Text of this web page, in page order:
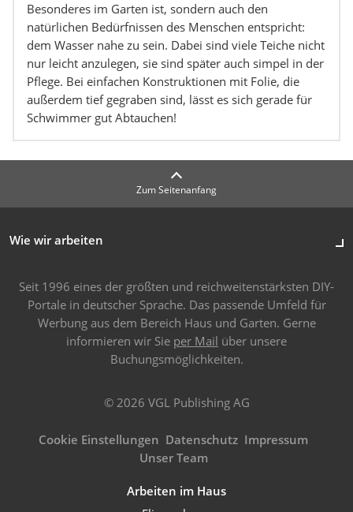
Besonderes im Garten ist, sondern auch den
natürlichen Bedürfnissen des Menschen entspricht:
dem Wasser nahe zu sein. Dabei sind viele Teiche nicht
nur leicht anzulegen, sie sind später auch simpel in der
Pflege. Bei einfachen Konstruktionen mit Folie, die
außerdem tief gegraben sind, lässt es sich gerade für
Schwimmer gut Abtauchen!
Zum Seitenanfang
Wie wir arbeiten
Seit 1996 eines der größten und reichweitenstärksten DIY-
Portale in deutscher Sprache. Das passende Umfeld für
Werbung aus dem Bereich Haus und Garten. Gerne
informieren wir Sie per Mail über unsere
Buchungsmöglichkeiten.
© 2026 VGL Publishing AG
Cookie Einstellungen Datenschutz Impressum
Unser Team
Arbeiten im Haus